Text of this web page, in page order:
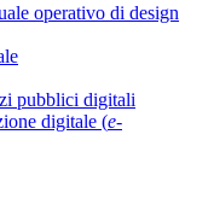
operativo di design
pubblici digitali
digitale (e-